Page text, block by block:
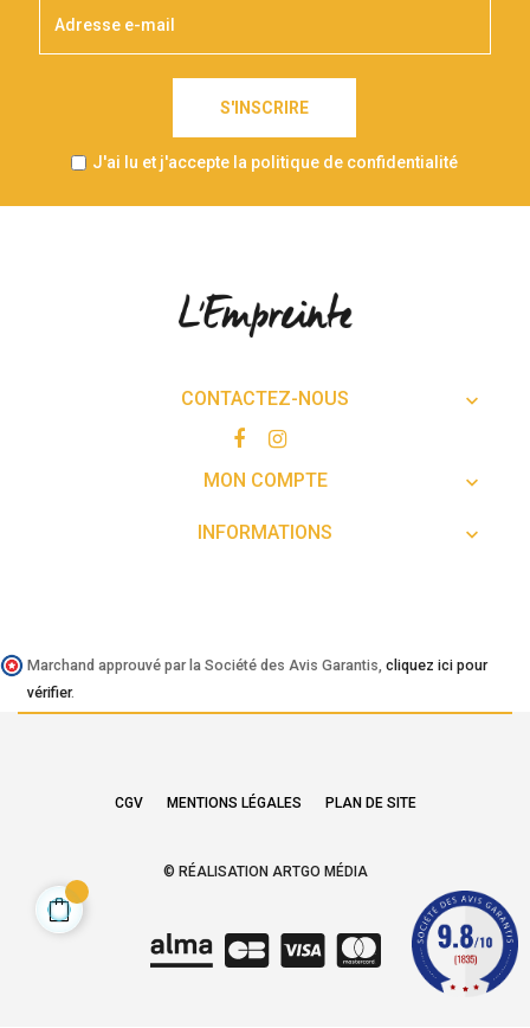
S'INSCRIRE
J'ai lu et j'accepte la politique de confidentialité
CONTACTEZ-NOUS 
MON COMPTE 
INFORMATIONS 
Marchand approuvé par la Société des Avis Garantis, cliquez ici pour
vérifier.
CGV MENTIONS LÉGALES PLAN DE SITE
© RÉALISATION ARTGO MÉDIA